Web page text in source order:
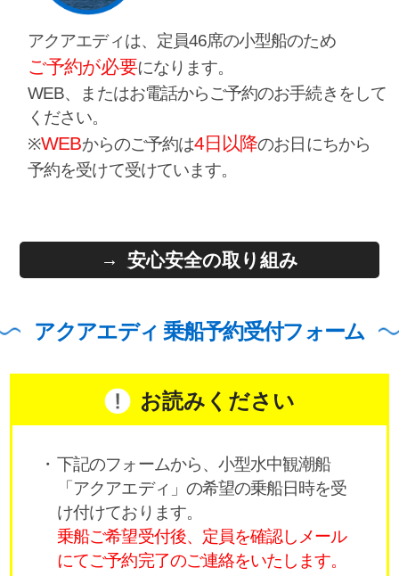
アクアエディは、定員46席の小型船のため
ご予約が必要になります。
WEB、またはお電話からご予約のお手続きをして
ください。
※WEBからのご予約は4日以降のお日にちから
予約を受けて受けています。
安心安全の取り組み
アクアエディ 乗船予約受付フォーム
お読みください
下記のフォームから、小型水中観潮船
「アクアエディ」の希望の乗船日時を受
け付けております。
乗船ご希望受付後、定員を確認しメール
にてご予約完了のご連絡をいたします。